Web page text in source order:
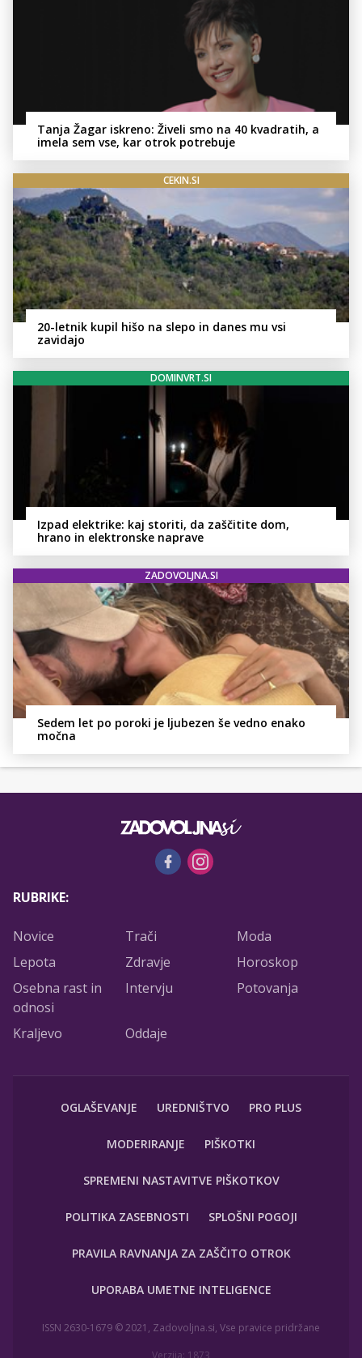
Tanja Žagar iskreno: Živeli smo na 40 kvadratih, a
imela sem vse, kar otrok potrebuje
CEKIN.SI
20-letnik kupil hišo na slepo in danes mu vsi
zavidajo
DOMINVRT.SI
Izpad elektrike: kaj storiti, da zaščitite dom,
hrano in elektronske naprave
ZADOVOLJNA.SI
Sedem let po poroki je ljubezen še vedno enako
močna
RUBRIKE:
Novice Trači
Moda
Lepota
Zdravje
Horoskop
Osebna rast in
odnosi
Intervju Potovanja
Kraljevo Oddaje
OGLAŠEVANJE UREDNIŠTVO PRO PLUS
MODERIRANJE PIŠKOTKI
SPREMENI NASTAVITVE PIŠKOTKOV
POLITIKA ZASEBNOSTI SPLOŠNI POGOJI
PRAVILA RAVNANJA ZA ZAŠČITO OTROK
UPORABA UMETNE INTELIGENCE
ISSN 2630-1679 © 2021, Zadovoljna.si, Vse pravice pridržane
Verzija: 1873